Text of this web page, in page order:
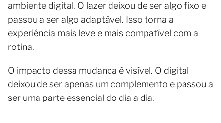
ambiente digital. O lazer deixou de ser algo fixo e
passou a ser algo adaptável. Isso torna a
experiência mais leve e mais compatível com a
rotina.
O impacto dessa mudança é visível. O digital
deixou de ser apenas um complemento e passou a
ser uma parte essencial do dia a dia.